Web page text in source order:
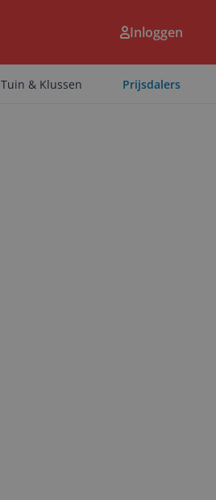
Inloggen
Tuin & Klussen Prijsdalers